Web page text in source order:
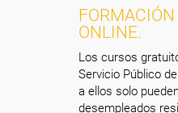
ONLINE.
Los cursos
Servicio Público
a ellos solo
desempleados